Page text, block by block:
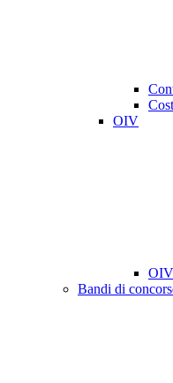
OIV
Bandi di